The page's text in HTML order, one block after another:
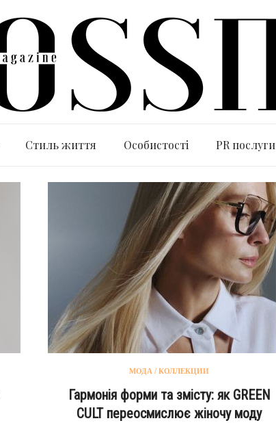
Стиль життя Особистості PR послуги
МОДА / КОЛЛЕКЦИИ
Гармонія форми та змісту: як GREEN
CULT переосмислює жіночу моду